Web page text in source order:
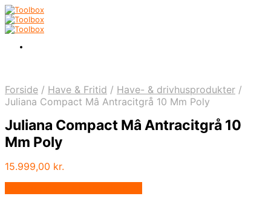
Forside / Have & Fritid / Have- & drivhusprodukter /
Juliana Compact Mâ Antracitgrå 10 Mm Poly
Juliana Compact Mâ Antracitgrå 10
Mm Poly
15.999,00 kr.